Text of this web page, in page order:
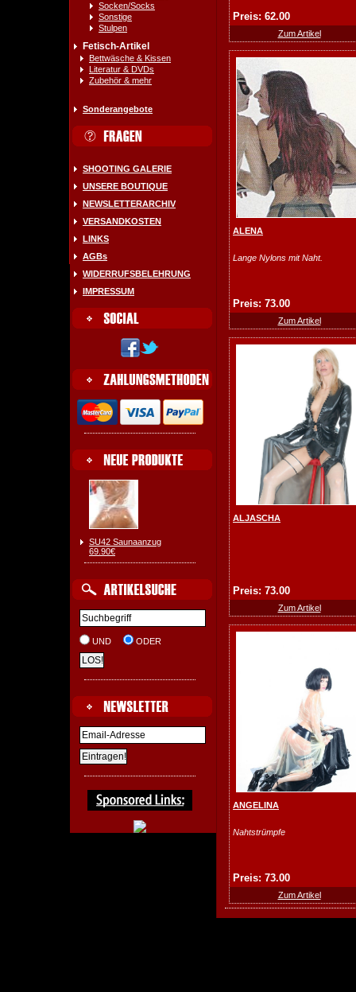
Socken/Socks
Sonstige
Stulpen
Fetisch-Artikel
Bettwäsche & Kissen
Literatur & DVDs
Zubehör & mehr
Sonderangebote
SHOOTING GALERIE
UNSERE BOUTIQUE
NEWSLETTERARCHIV
VERSANDKOSTEN
LINKS
AGBs
WIDERRUFSBELEHRUNG
IMPRESSUM
SU42 Saunaanzug
69.90€
UND ODER
Preis: 62.00
Zum Artikel
ALENA
Lange Nylons mit Naht.
Preis: 73.00
Zum Artikel
ALJASCHA
Preis: 73.00
Zum Artikel
ANGELINA
Nahtstrümpfe
Preis: 73.00
Zum Artikel